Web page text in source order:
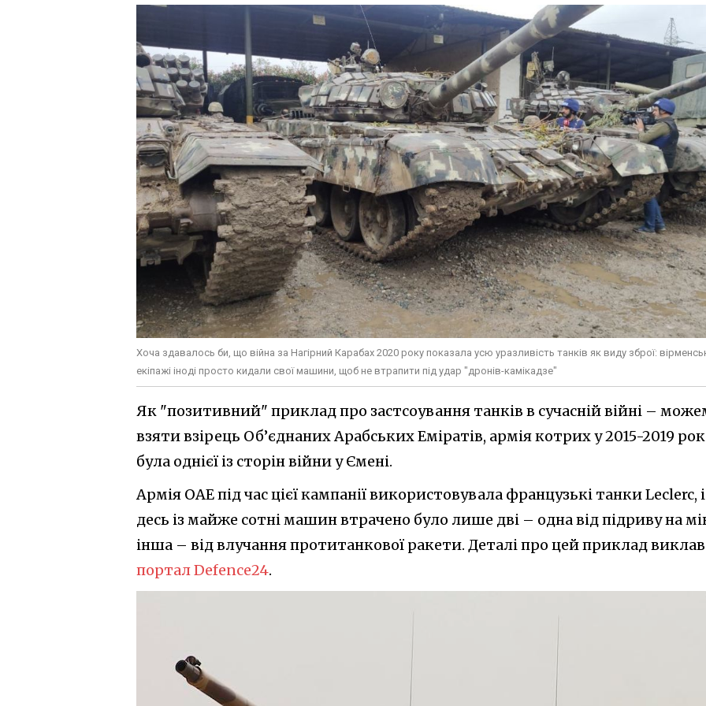
Хоча здавалось би, що війна за Нагірний Карабах 2020 року показала усю уразливість танків як виду зброї:
екіпажі іноді просто кидали свої машини, щоб не втрапити під удар "дронів-камікадзе"
Як "позитивний" приклад про застсоування танків в сучасній війні –
взяти взірець Об’єднаних Арабських Еміратів, армія котрих у 2015-2019
була однієї із сторін війни у Ємені.
Армія ОАЕ під час цієї кампанії використовувала французькі танки Leclerc, і
десь із майже сотні машин втрачено було лише дві – одна від підриву на
інша – від влучання протитанкової ракети. Деталі про цей приклад виклав
портал Defence24.